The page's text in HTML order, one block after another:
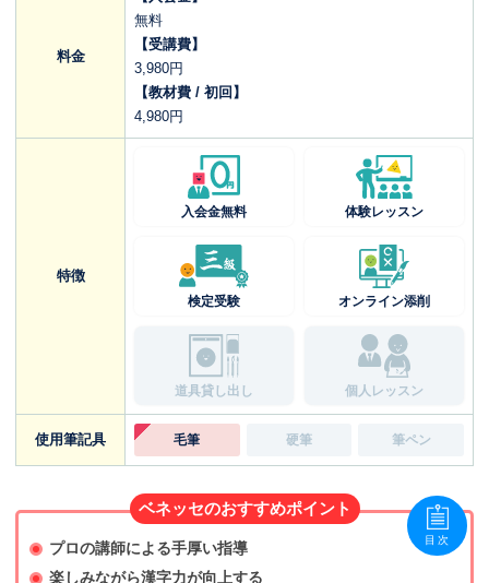
料金
無料
【受講費】
3,980円
【教材費 / 初回】
4,980円
特徴
入会金無料 体験レッスン
検定受験 オンライン添削
道具貸し出し 個人レッスン
使用筆記具 毛筆 硬筆 筆ペン
ベネッセのおすすめポイント
プロの講師による手厚い指導
楽しみながら漢字力が向上する
目次